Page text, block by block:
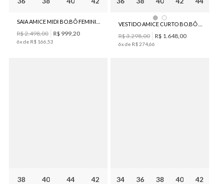
R$2.498,00 R$ 999 20
6x de R$ 166 53
R$3.298,00 R$ 1.648,00
6x de R$27466
38 40 44 42 34 36 38 40 42